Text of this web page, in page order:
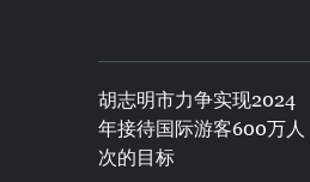
胡志明市力争实现2024
年接待国际游客600万人
次的目标